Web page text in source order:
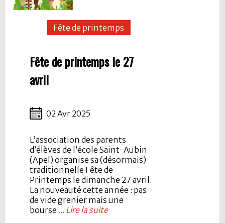
Fête de printemps
Fête de printemps le 27
avril
02 Avr 2025
L’association des parents
d’élèves de l’école Saint-Aubin
(Apel) organise sa (désormais)
traditionnelle Fête de
Printemps le dimanche 27 avril.
La nouveauté cette année : pas
de vide grenier mais une
bourse ... Lire la suite